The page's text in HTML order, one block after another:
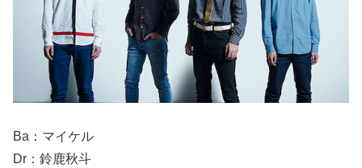
Ba：マイケル
Dr：鈴鹿秋斗